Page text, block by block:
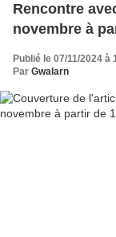
Rencontre
novembre à
Publié le 07/11/2024 à
Par Gwalarn